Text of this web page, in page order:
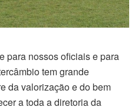
para nossos oficiais e para
tem grande
da valorização e do bem
a toda a diretoria da